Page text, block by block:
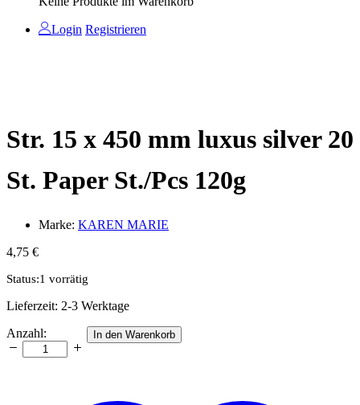
Login Registrieren
Str. 15 x 450 mm luxus silver 20
St. Paper St./Pcs 120g
Marke: KAREN MARIE
4,75 €
Status:1 vorrätig
Lieferzeit: 2-3 Werktage
Str.
15
Anzahl: In den Warenkorb